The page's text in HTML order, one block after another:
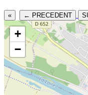
« ← PRECEDENT
+
−